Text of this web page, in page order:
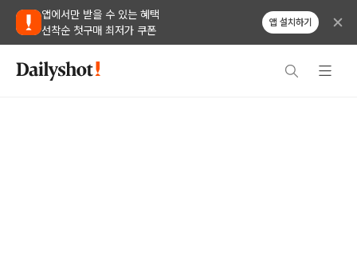
앱에서만 받을 수 있는 혜택
선착순 첫구매 최저가 쿠폰
앱 설치하기